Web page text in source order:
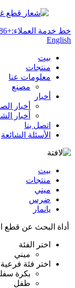
قطع
خط خدمة العملاء:+86 17750077000
English
بيت
منتجات
معلومات عنا
مصنع
أخبار
أخبار
أخبار
اتصل بنا
الأسئلة الشائعة
بيت
منتجات
ميني
ضرس
يانمار
أداة البحث عن قطع
اختر الفئة
ميني
اختر فئة فرعية
بكرة
طفل